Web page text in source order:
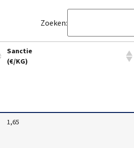
Zoeken:
Sanctie
(€/KG)
1,65